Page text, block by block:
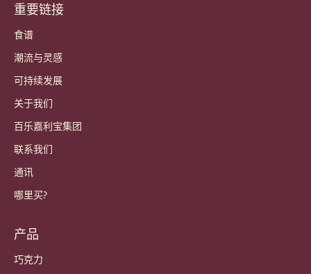
Footer
Callebaut
重要链接
食谱
潮流与灵感
可持续发展
关于我们
百乐嘉利宝集团
联系我们
通讯
哪里买?
产品
巧克力